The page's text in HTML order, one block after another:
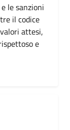
le sanzioni
il codice
attesi,
e